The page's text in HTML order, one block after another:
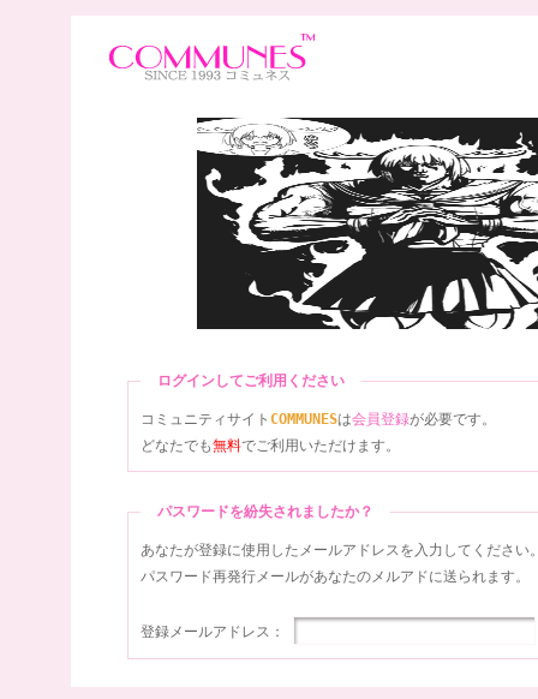
ログインしてご利用ください
コミュニティサイト COMMUNESは会員登録が必要です。
どなたでも無料でご利用いただけます。
パスワードを紛失されましたか？
あなたが登録に使用したメールアドレスを入力してください
パスワード再発行メールがあなたのメルアドに送られます。
登録メールアドレス：